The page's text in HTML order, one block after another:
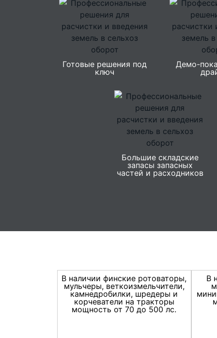
Готовые решения под
ключ
Демо-
Большие складские
запасы запасных
частей и расходников
В наличии финские ротоваторы,
мульчеры, веткоизмельчители,
камнедробилки, шредеры и
корчеватели на тракторы
мощность от 70 до 500 лс.
В